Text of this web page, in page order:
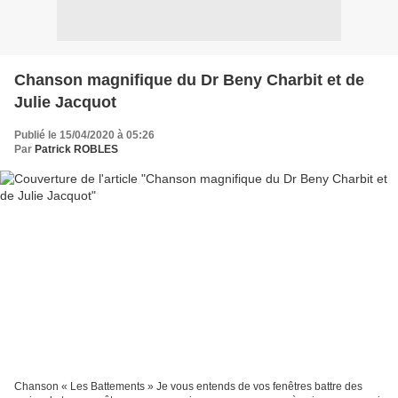
Chanson magnifique du Dr Beny Charbit et de
Julie Jacquot
Publié le 15/04/2020 à 05:26
Par Patrick ROBLES
Chanson « Les Battements » Je vous entends de vos fenêtres battre des